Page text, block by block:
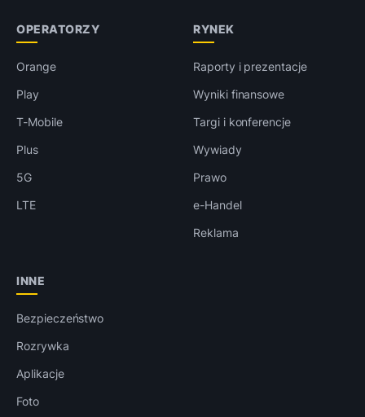
OPERATORZY
Orange
Play
T-Mobile
Plus
5G
LTE
RYNEK
Raporty i prezentacje
Wyniki finansowe
Targi i konferencje
Wywiady
Prawo
e-Handel
Reklama
INNE
Bezpieczeństwo
Rozrywka
Aplikacje
Foto